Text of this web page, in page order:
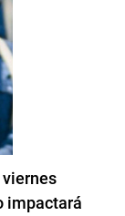
impactará